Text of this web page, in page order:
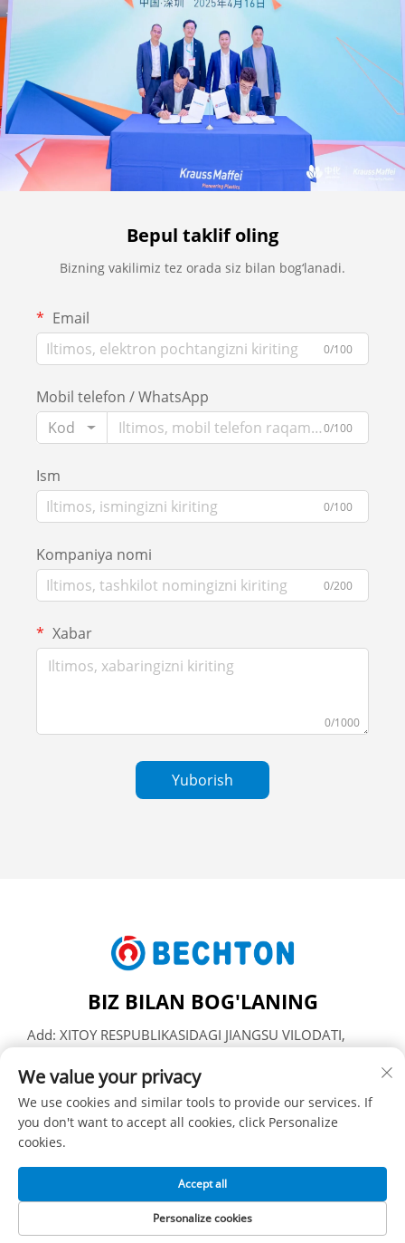
Bepul taklif oling
Bizning vakilimiz tez orada siz bilan bog‘lanadi.
Email
0/100
Mobil telefon / WhatsApp
Kod
0/100
Ism
0/100
Kompaniya nomi
0/200
Xabar
0/1000
Yuborish
BIZ BILAN BOG'LANING
Add: XITOY RESPUBLIKASIDAGI JIANGSU VILODATI,
JIFU KO'CHASI, 206-UY
Tel:+86-13962240078
Elektron pochta:[email protected]
Nashr huquqi SUZHOU BECHTON PLASTIK MASHINASOZLIK
KORXONASIGA tegishli -Maxfiylik siyosati
We value your privacy
We use cookies and similar tools to provide our services. If
you don't want to accept all cookies, click Personalize
cookies.
Personalize cookies
Accept all